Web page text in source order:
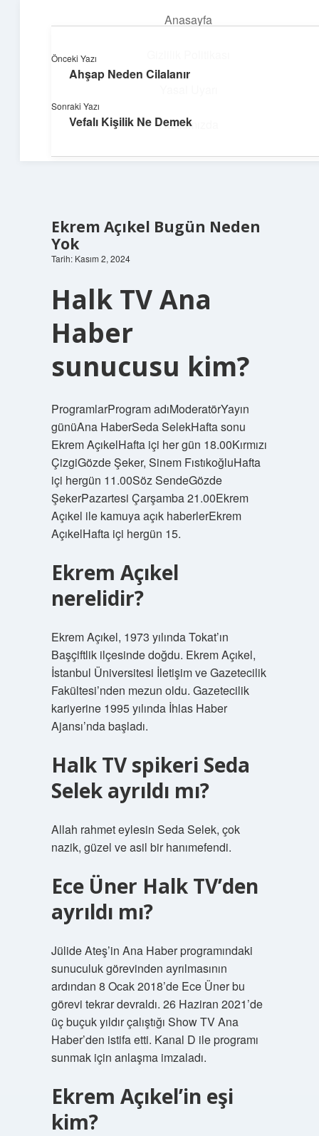
Anasayfa
Hakkımızda
Topluluk ve İlham
Ekrem Açıkel Bugün Neden
Yok
Tarih: Kasım 2, 2024
Halk TV Ana
Haber
sunucusu kim?
ProgramlarProgram adıModeratörYayın
günüAna HaberSeda SelekHafta sonu
Ekrem AçıkelHafta içi her gün 18.00Kırmızı
ÇizgiGözde Şeker, Sinem FıstıkoğluHafta
içi hergün 11.00Söz SendeGözde
ŞekerPazartesi Çarşamba 21.00Ekrem
Açıkel ile kamuya açık haberlerEkrem
AçıkelHafta içi hergün 15.
Ekrem Açıkel
nerelidir?
Ekrem Açıkel, 1973 yılında Tokat’ın
Başçiftlik ilçesinde doğdu. Ekrem Açıkel,
İstanbul Üniversitesi İletişim ve Gazetecilik
Fakültesi’nden mezun oldu. Gazetecilik
kariyerine 1995 yılında İhlas Haber
Ajansı’nda başladı.
Halk TV spikeri Seda
Selek ayrıldı mı?
Allah rahmet eylesin Seda Selek, çok
nazik, güzel ve asil bir hanımefendi.
Ece Üner Halk TV’den
ayrıldı mı?
Jülide Ateş’in Ana Haber programındaki
sunuculuk görevinden ayrılmasının
ardından 8 Ocak 2018’de Ece Üner bu
görevi tekrar devraldı. 26 Haziran 2021’de
üç buçuk yıldır çalıştığı Show TV Ana
Haber’den istifa etti. Kanal D ile programı
sunmak için anlaşma imzaladı.
Ekrem Açıkel’in eşi
kim?
Önceki Yazı
Ahşap Neden Cilalanır
Sonraki Yazı
Vefalı Kişilik Ne Demek